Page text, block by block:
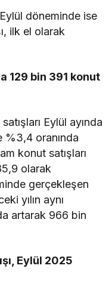
döneminde ise
ilk el olarak
129 bin 391 konut
Eylül ayında
%3,4 oranında
konut satışları
olarak
gerçekleşen
yılın aynı
artarak 966 bin
Eylül 2025